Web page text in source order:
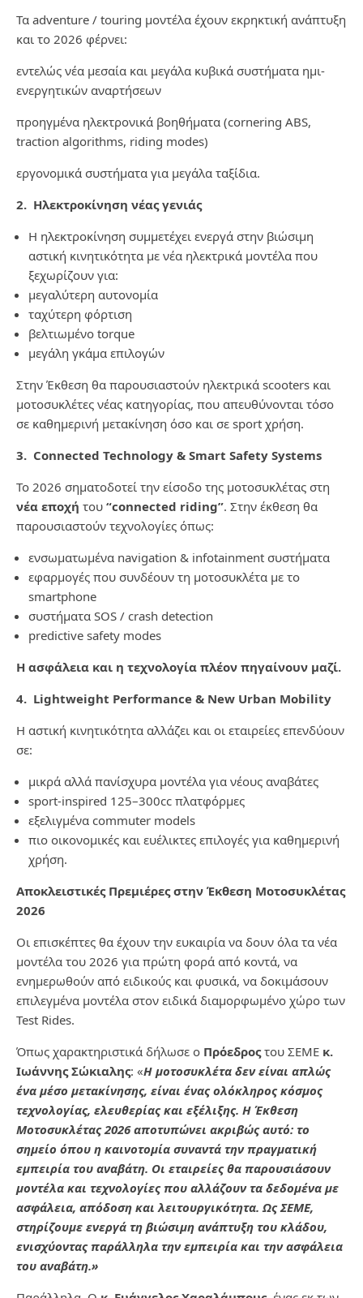
Τα adventure / touring μοντέλα έχουν εκρηκτική ανάπτυξη
και το 2026 φέρνει:
εντελώς νέα μεσαία και μεγάλα κυβικά συστήματα ημι-
ενεργητικών αναρτήσεων
προηγμένα ηλεκτρονικά βοηθήματα (cornering ABS,
traction algorithms, riding modes)
εργονομικά συστήματα για μεγάλα ταξίδια.
2. Ηλεκτροκίνηση νέας γενιάς
Η ηλεκτροκίνηση συμμετέχει ενεργά στην βιώσιμη
αστική κινητικότητα με νέα ηλεκτρικά μοντέλα που
ξεχωρίζουν για:
μεγαλύτερη αυτονομία
ταχύτερη φόρτιση
βελτιωμένο torque
μεγάλη γκάμα επιλογών
Στην Έκθεση θα παρουσιαστούν ηλεκτρικά scooters και
μοτοσυκλέτες νέας κατηγορίας, που απευθύνονται τόσο
σε καθημερινή μετακίνηση όσο και σε sport χρήση.
3. Connected Technology & Smart Safety Systems
Το 2026 σηματοδοτεί την είσοδο της μοτοσυκλέτας στη
νέα εποχή του “connected riding”. Στην έκθεση θα
παρουσιαστούν τεχνολογίες όπως:
ενσωματωμένα navigation & infotainment συστήματα
εφαρμογές που συνδέουν τη μοτοσυκλέτα με το
smartphone
συστήματα SOS / crash detection
predictive safety modes
Η ασφάλεια και η τεχνολογία πλέον πηγαίνουν μαζί.
4. Lightweight Performance & New Urban Mobility
Η αστική κινητικότητα αλλάζει και οι εταιρείες επενδύουν
σε:
μικρά αλλά πανίσχυρα μοντέλα για νέους αναβάτες
sport-inspired 125–300cc πλατφόρμες
εξελιγμένα commuter models
πιο οικονομικές και ευέλικτες επιλογές για καθημερινή
χρήση.
Αποκλειστικές Πρεμιέρες στην Έκθεση Μοτοσυκλέτας
2026
Οι επισκέπτες θα έχουν την ευκαιρία να δουν όλα τα νέα
μοντέλα του 2026 για πρώτη φορά από κοντά, να
ενημερωθούν από ειδικούς και φυσικά, να δοκιμάσουν
επιλεγμένα μοντέλα στον ειδικά διαμορφωμένο χώρο των
Test Rides.
Όπως χαρακτηριστικά δήλωσε ο Πρόεδροςτου ΣΕΜΕ κ.
Ιωάννης Σώκιαλης: «Η μοτοσυκλέτα δεν είναι απλώς
ένα μέσο μετακίνησης, είναι ένας ολόκληρος κόσμος
τεχνολογίας, ελευθερίας και εξέλιξης. Η Έκθεση
Μοτοσυκλέτας 2026 αποτυπώνει ακριβώς αυτό: το
σημείο όπου η καινοτομία συναντά την πραγματική
εμπειρία του αναβάτη. Οι εταιρείες θα παρουσιάσουν
μοντέλα και τεχνολογίες που αλλάζουν τα δεδομένα με
ασφάλεια, απόδοση και λειτουργικότητα. Ως ΣΕΜΕ,
στηρίζουμε ενεργά τη βιώσιμη ανάπτυξη του κλάδου,
ενισχύοντας παράλληλα την εμπειρία και την ασφάλεια
του αναβάτη.»